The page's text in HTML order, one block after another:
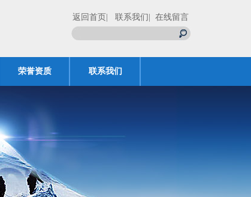
返回首页 | 联系我们 | 在线留言
荣誉资质 联系我们